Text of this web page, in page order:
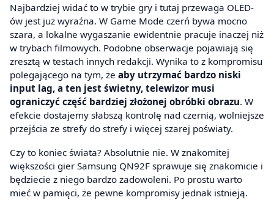
Najbardziej widać to w trybie gry i tutaj przewaga OLED-
ów jest już wyraźna. W Game Mode czerń bywa mocno
szara, a lokalne wygaszanie ewidentnie pracuje inaczej niż
w trybach filmowych. Podobne obserwacje pojawiają się
zresztą w testach innych redakcji. Wynika to z kompromisu
polegającego na tym, że aby utrzymać bardzo niski
input lag, a ten jest świetny, telewizor musi
ograniczyć część bardziej złożonej obróbki obrazu. W
efekcie dostajemy słabszą kontrolę nad czernią, wolniejsze
przejścia ze strefy do strefy i więcej szarej poświaty.
Czy to koniec świata? Absolutnie nie. W znakomitej
większości gier Samsung QN92F sprawuje się znakomicie i
będziecie z niego bardzo zadowoleni. Po prostu warto
mieć w pamięci, że pewne kompromisy jednak istnieją.